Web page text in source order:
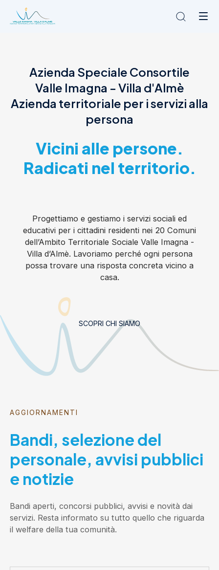
L'Ambito
Cosa facciamo
News
Amministrazione trasparente
Azienda Speciale Consortile
Valle Imagna - Villa d'Almè
Azienda territoriale per i servizi alla
persona
Vicini alle persone.
Radicati nel territorio.
Progettiamo e gestiamo i servizi sociali ed
educativi per i cittadini residenti nei 20 Comuni
dell’Ambito Territoriale Sociale Valle Imagna -
Villa d’Almè. Lavoriamo perché ogni persona
possa trovare una risposta concreta vicino a
casa.
SCOPRI CHI SIAMO
AGGIORNAMENTI
Bandi, selezione del
personale, avvisi pubblici
e notizie
Bandi aperti, concorsi pubblici, avvisi e novità dai
servizi. Resta informato su tutto quello che riguarda
il welfare della tua comunità.